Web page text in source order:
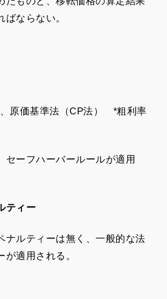
ならない。
原価基準法（CP法） *粗利率
セーフハーバールールが適用
ティー
ナルティーは無く、一般的な法
適用される。